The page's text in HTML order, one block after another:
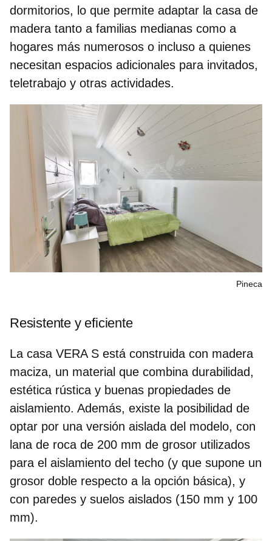
dormitorios, lo que permite adaptar la casa de
madera tanto a familias medianas como a
hogares más numerosos o incluso a quienes
necesitan espacios adicionales para invitados,
teletrabajo y otras actividades.
Pineca
Resistente y eficiente
La casa VERA S está construida con madera
maciza, un material que combina durabilidad,
estética rústica y buenas propiedades de
aislamiento. Además, existe la posibilidad de
optar por una versión aislada del modelo, con
lana de roca de 200 mm de grosor utilizados
para el aislamiento del techo (y que supone un
grosor doble respecto a la opción básica), y
con paredes y suelos aislados (150 mm y 100
mm).